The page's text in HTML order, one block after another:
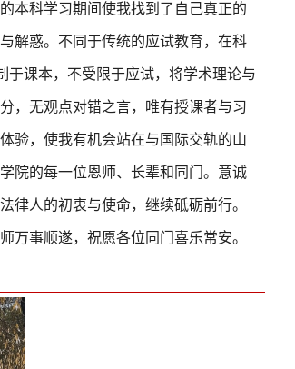
本科学习期间使我找到了自己真正的
解惑。不同于传统的应试教育，在科
于课本，不受限于应试，将学术理论与
，无观点对错之言，唯有授课者与习
验，使我有机会站在与国际交轨的山
院的每一位恩师、长辈和同门。意诚
律人的初衷与使命，继续砥砺前行。
万事顺遂，祝愿各位同门喜乐常安。